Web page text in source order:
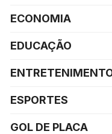
ECONOMIA
EDUCAÇÃO
ESPORTES
GOL DE PLACA